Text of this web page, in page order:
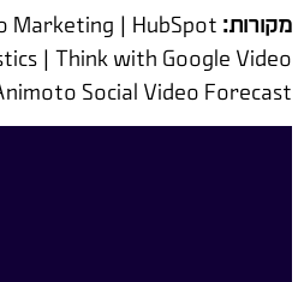
מקורות: Marketing | HubSpot
| Think with Google Video
Social Video Forecast